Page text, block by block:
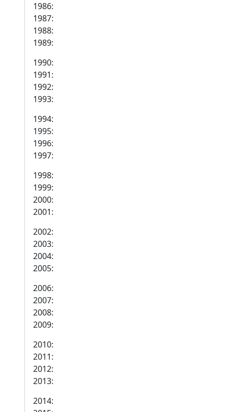
1986:
1987:
1988:
1989:
1990:
1991:
1992:
1993:
1994:
1995:
1996:
1997:
1998:
1999:
2000:
2001:
2002:
2003:
2004:
2005:
2006:
2007:
2008:
2009:
2010:
2011:
2012:
2013:
2014: